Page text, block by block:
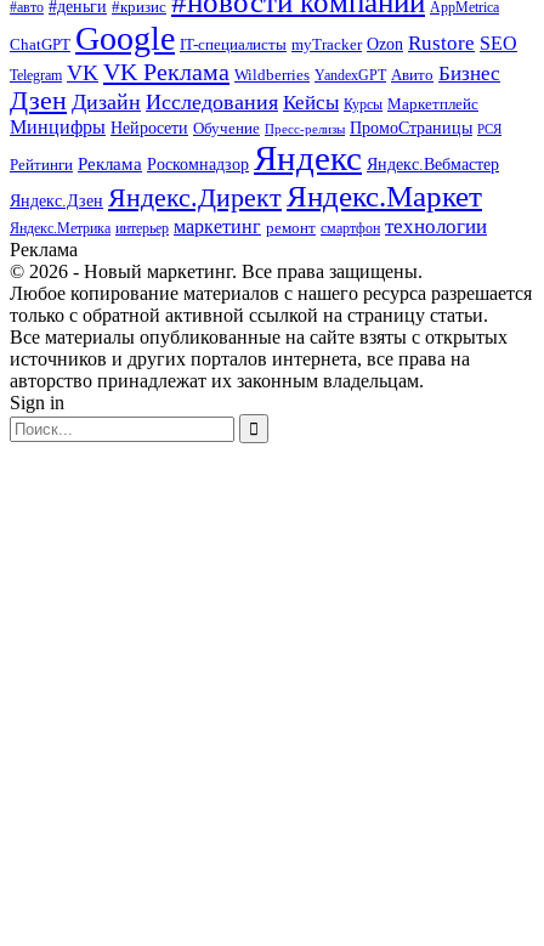
#авто #деньги #кризис AppMetrica
ChatGPT Google IT-специалисты myTracker Ozon Rustore SEO
Telegram VK VK Реклама Wildberries YandexGPT Авито Бизнес
Дзен Дизайн Исследования Кейсы Курсы Маркетплейс
Минцифры Нейросети Обучение Пресс-релизы ПромоСтраницы РСЯ
Рейтинги Реклама Роскомнадзор Яндекс Яндекс.Вебмастер
Яндекс.Дзен Яндекс.ДиректЯндекс.Маркет
Яндекс.Метрика интерьер маркетинг ремонт смартфон технологии
Реклама
© 2026 - Новый маркетинг. Все права защищены.
Любое копирование материалов с нашего ресурса разрешается
только с обратной активной ссылкой на страницу статьи.
Все материалы опубликованные на сайте взяты с открытых
источников и других порталов интернета, все права на
авторство принадлежат их законным владельцам.
Sign in